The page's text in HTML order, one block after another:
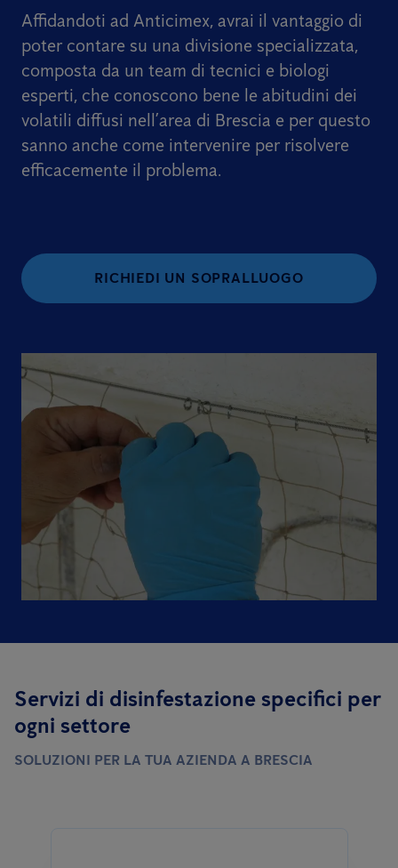
Affidandoti ad Anticimex, avrai il vantaggio di
poter contare su una divisione specializzata,
composta da un team di tecnici e biologi
esperti, che conoscono bene le abitudini dei
volatili diffusi nell’area di Brescia e per questo
sanno anche come intervenire per risolvere
efficacemente il problema.
RICHIEDI UN SOPRALLUOGO
Servizi di disinfestazione specifici per
ogni settore
SOLUZIONI PER LA TUA AZIENDA A BRESCIA